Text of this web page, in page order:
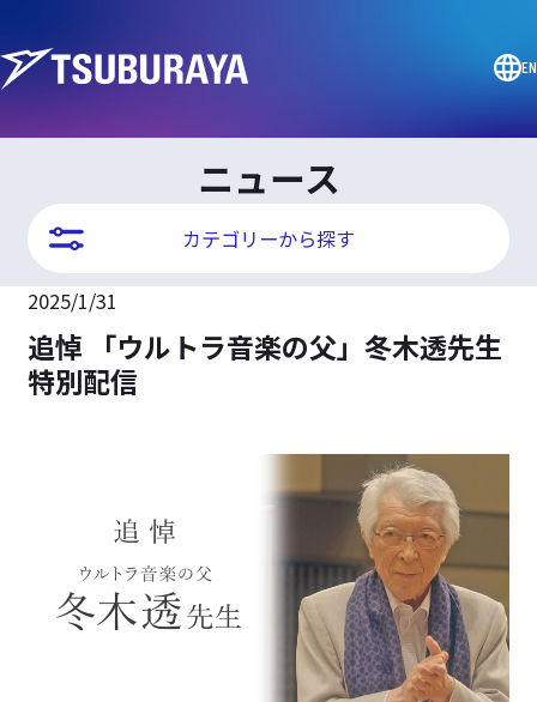
EN
ニュース
カテゴリーから探す
2025/1/31
追悼 「ウルトラ音楽の父」冬木透先生
特別配信